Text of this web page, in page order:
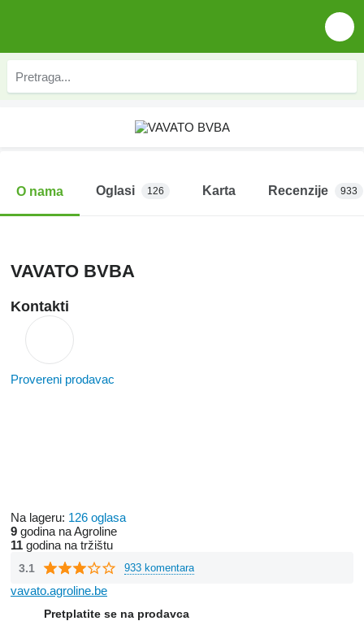
O nama Oglasi 126 Karta Recenzije 933
VAVATO BVBA
Kontakti
Provereni prodavac
Na lageru: 126 oglasa
9 godina na Agroline
11 godina na tržištu
3.1 933 komentara
vavato.agroline.be
Pretplatite se na prodavca